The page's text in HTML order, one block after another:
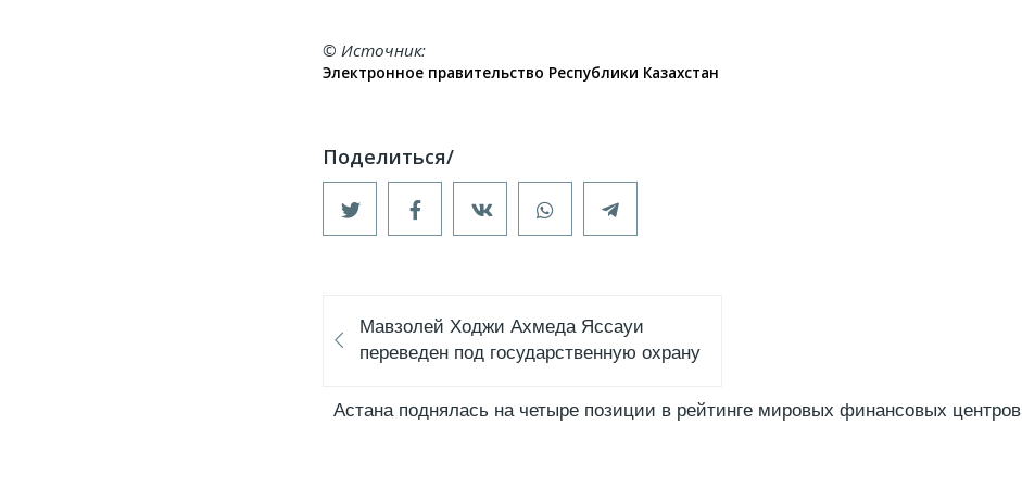
© Источник
Электронное правительство Республики Казахстан
Мавзолей Ходжи Ахмеда Яссауи
переведен под государственную охрану
Астана поднялась на четыре позиции в рейтинге мировых финансовых центров